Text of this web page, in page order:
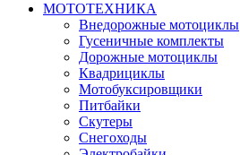
МОТОТЕХНИКА
Внедорожные мотоциклы
Гусеничные комплекты
Дорожные мотоциклы
Квадрициклы
Мотобуксировщики
Питбайки
Скутеры
Снегоходы